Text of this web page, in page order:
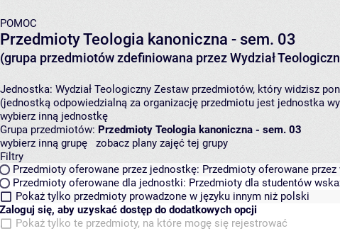
POMOC
Przedmioty Teologia kanoniczna - sem. 03
(grupa przedmiotów zdefiniowana przez Wydział
Jednostka: Wydział Teologiczny Zestaw przedmiotów, który widzisz
(jednostką odpowiedzialną za organizację przedmiotu jest jednostka
wybierz inną jednostkę
Grupa przedmiotów: Przedmioty Teologia kanoniczna - sem. 03
wybierz inną grupę
zobacz plany zajęć tej grupy
Filtry
Przedmioty oferowane przez jednostkę: Przedmioty oferowane
Przedmioty oferowane dla jednostki: Przedmioty dla studentów
Pokaż tylko przedmioty prowadzone w języku innym niż polski
Zaloguj się, aby uzyskać dostęp do dodatkowych opcji
Pokaż tylko te przedmioty, na które mogę się rejestrować